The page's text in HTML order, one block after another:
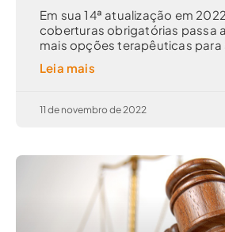
Em sua 14ª atualização em
coberturas obrigatórias passa
mais opções terapêuticas para
Leia mais
11 de novembro de 2022